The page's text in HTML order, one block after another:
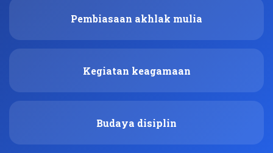
Pembiasaan akhlak mulia
Kegiatan keagamaan
Budaya disiplin